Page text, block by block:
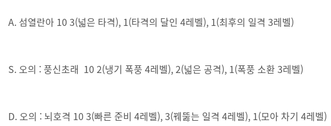
A. 섬열란아 10 3(넓은 타격), 1(타격의 달인 4레벨), 1(최후의 일격 3레벨)
S. 오의 : 풍신초래 10 2(냉기 폭풍 4레벨), 2(넓은 공격), 1(폭풍 소환 3레벨)
D. 오의 : 뇌호격 10 3(빠른 준비 4레벨), 3(꿰뚫는 일격 4레벨), 1(모아 차기 4레벨)